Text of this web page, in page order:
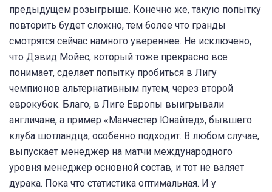
предыдущем розыгрыше. Конечно же, такую попытку
повторить будет сложно, тем более что гранды
смотрятся сейчас намного увереннее. Не исключено,
что Дэвид Мойес, который тоже прекрасно все
понимает, сделает попытку пробиться в Лигу
чемпионов альтернативным путем, через второй
еврокубок. Благо, в Лиге Европы выигрывали
англичане, а пример «Манчестер Юнайтед», бывшего
клуба шотландца, особенно подходит. В любом случае,
выпускает менеджер на матчи международного
уровня менеджер основной состав, и тот не валяет
дурака. Пока что статистика оптимальная. И у